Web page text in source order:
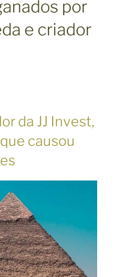
por
e criador
da JJ Invest,
causou